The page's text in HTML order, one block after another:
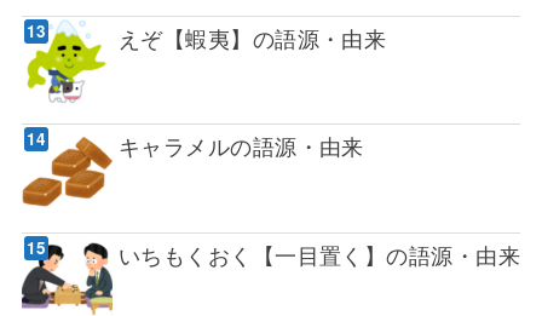
えぞ【蝦夷】の語源・由来
キャラメルの語源・由来
いちもくおく【一目置く】の語源・由来